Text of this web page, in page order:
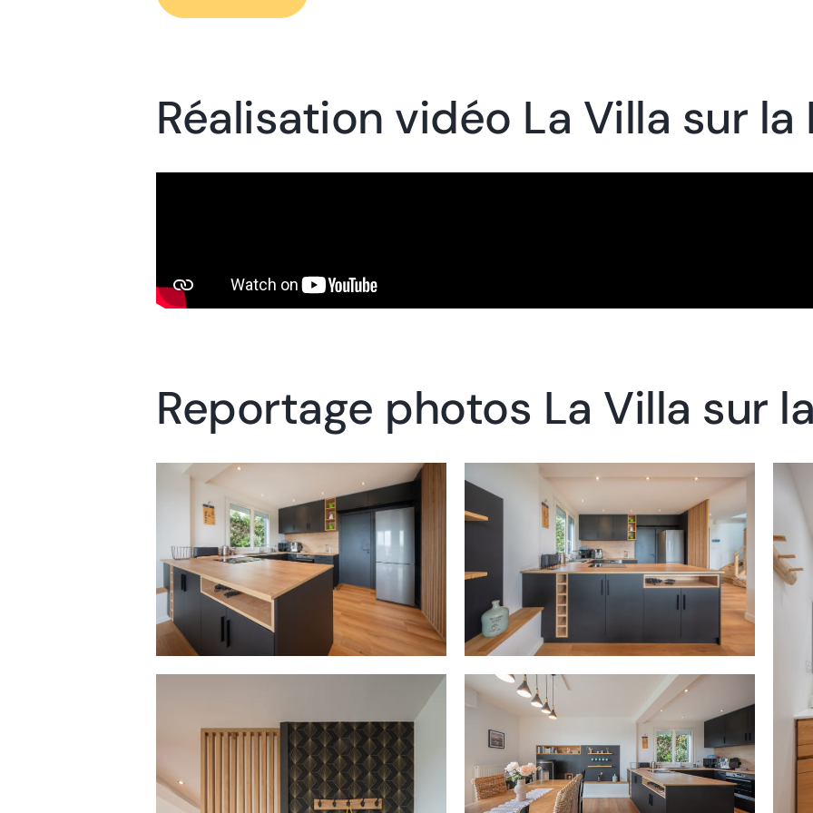
Réalisation vidéo La Villa sur la
Reportage photos La Villa sur